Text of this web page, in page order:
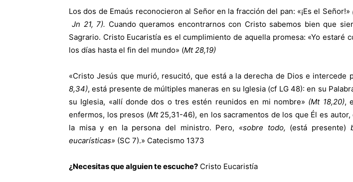
Los dos de Emaús reconocieron al Señor en la fracción del pan: «¡Es el Señor!»
Jn 21, 7). Cuando queramos encontrarnos con Cristo sabemos bien que
Sagrario. Cristo Eucaristía es el cumplimiento de aquella promesa: «Yo estaré
los días hasta el fin del mundo» (Mt 28,19)
«Cristo Jesús que murió, resucitó, que está a la derecha de Dios e intercede
8,34), está presente de múltiples maneras en su Iglesia (cf LG 48): en su
su Iglesia, «allí donde dos o tres estén reunidos en mi nombre» (Mt 18,20),
enfermos, los presos (Mt25,31-46), en los sacramentos de los que Él es
la misa y en la persona del ministro. Pero, «sobre todo, (está presente)
eucarísticas» (SC 7).» Catecismo 1373
¿Necesitas que alguien te escuche? Cristo Eucaristía